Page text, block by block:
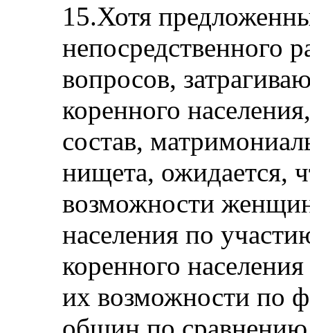
15.Хотя
непосредственного
вопросов,
коренного
состав,
нищета, ожидается,
возможности
населения по
коренного
их возможности по